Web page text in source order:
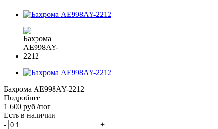
Бахрома AE998AY-2212
Подробнее
1 600 руб./пог
Есть в наличии
-
+